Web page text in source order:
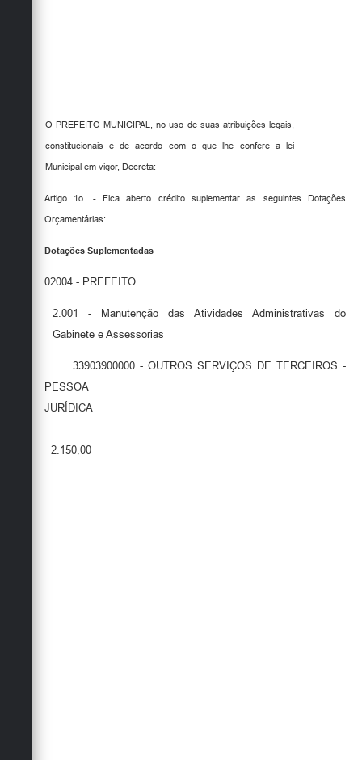
O PREFEITO MUNICIPAL, no uso de suas atribuições legais,
constitucionais e de acordo com o que lhe confere a lei
Municipal em vigor, Decreta:
Artigo 1o. - Fica aberto crédito suplementar as seguintes Dotações
Orçamentárias:
Dotações Suplementadas
02004 - PREFEITO
2.001 - Manutenção das Atividades Administrativas do
Gabinete e Assessorias
33903900000 - OUTROS SERVIÇOS DE TERCEIROS -
PESSOA
JURÍDICA
2.150,00